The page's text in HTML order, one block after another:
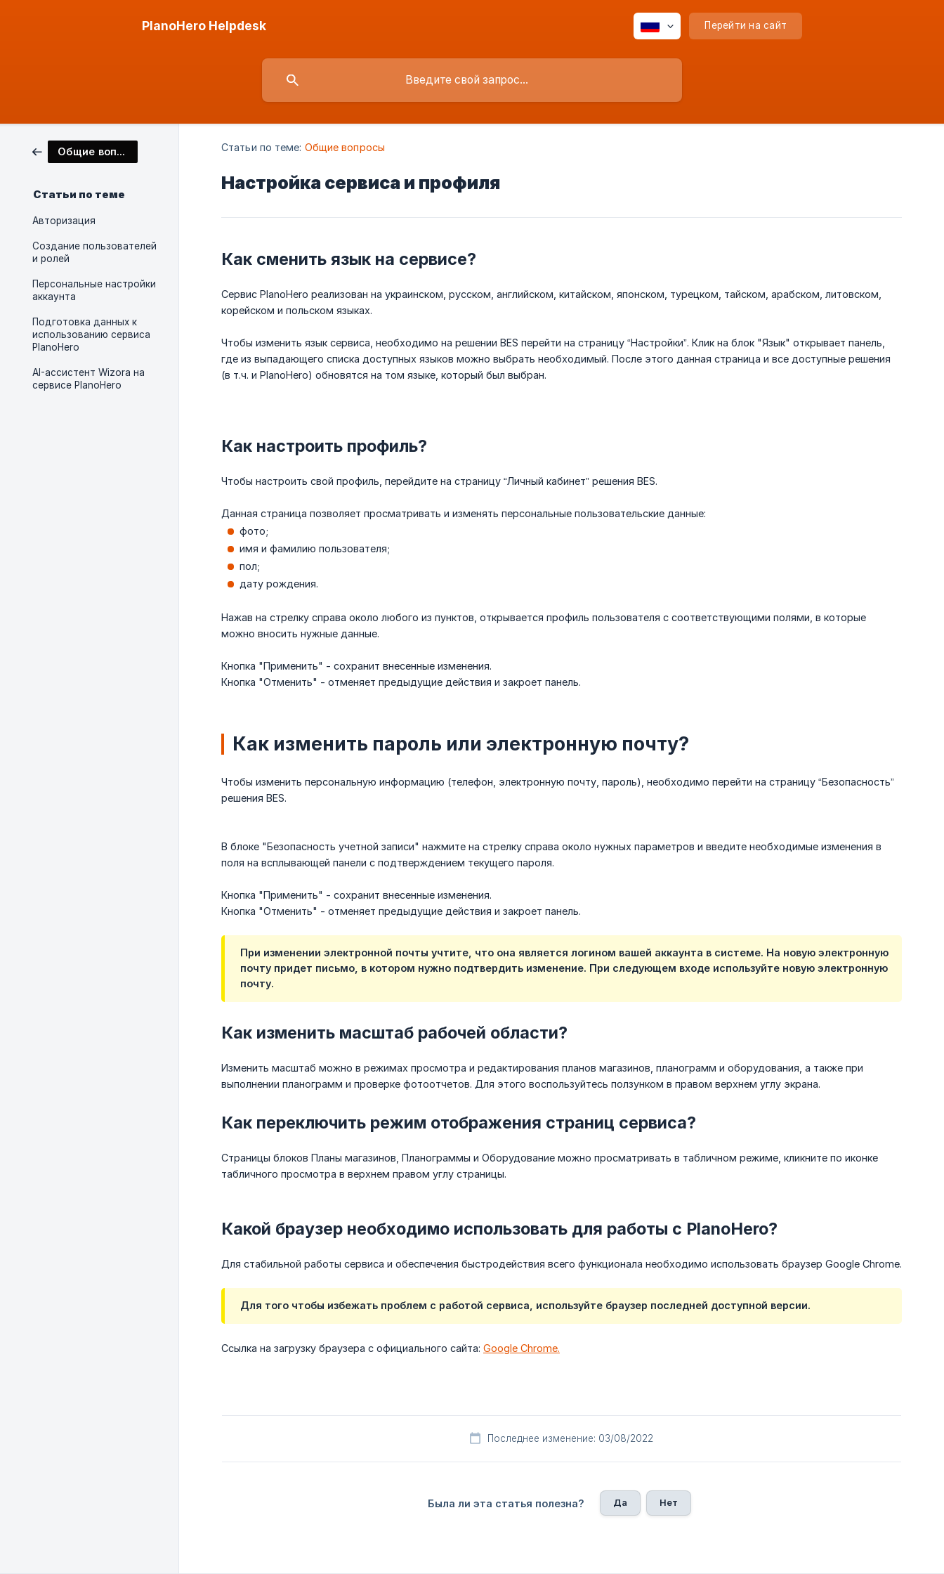
PlanoHero Helpdesk Перейти на сайт
Общие вопросы
Статьи по теме
Авторизация
Создание пользователей
и ролей
Персональные настройки
аккаунта
Подготовка данных к
использованию сервиса
PlanoHero
AI-ассистент Wizora на
сервисе PlanoHero
Статьи по теме: Общие вопросы
Настройка сервиса и профиля
Как сменить язык на сервисе?
Сервис PlanoHero реализован на украинском, русском, английском, китайском, японском, турецком, тайском, арабском, литовском,
корейском и польском языках.
Чтобы изменить язык сервиса, необходимо на решении BES перейти на страницу “Настройки”. Клик на блок "Язык" открывает панель,
где из выпадающего списка доступных языков можно выбрать необходимый. После этого данная страница и все доступные решения
(в т.ч. и PlanoHero) обновятся на том языке, который был выбран.
Как настроить профиль?
Чтобы настроить свой профиль, перейдите на страницу “Личный кабинет” решения BES.
Данная страница позволяет просматривать и изменять персональные пользовательские данные:
фото;
имя и фамилию пользователя;
пол;
дату рождения.
Нажав на стрелку справа около любого из пунктов, открывается профиль пользователя с соответствующими полями, в которые
можно вносить нужные данные.
Кнопка "Применить" - сохранит внесенные изменения.
Кнопка "Отменить" - отменяет предыдущие действия и закроет панель.
Как изменить пароль или электронную почту?
Чтобы изменить персональную информацию (телефон, электронную почту, пароль), необходимо перейти на страницу “Безопасность”
решения BES.
В блоке "Безопасность учетной записи" нажмите на стрелку справа около нужных параметров и введите необходимые изменения в
поля на всплывающей панели с подтверждением текущего пароля.
Кнопка "Применить" - сохранит внесенные изменения.
Кнопка "Отменить" - отменяет предыдущие действия и закроет панель.
При изменении электронной почты учтите, что она является логином вашей аккаунта в системе. На новую электронную
почту придет письмо, в котором нужно подтвердить изменение. При следующем входе используйте новую электронную
почту.
Как изменить масштаб рабочей области?
Изменить масштаб можно в режимах просмотра и редактирования планов магазинов, планограмм и оборудования, а также при
выполнении планограмм и проверке фотоотчетов. Для этого воспользуйтесь ползунком в правом верхнем углу экрана.
Как переключить режим отображения страниц сервиса?
Страницы блоков Планы магазинов, Планограммы и Оборудование можно просматривать в табличном режиме, кликните по иконке
табличного просмотра в верхнем правом углу страницы.
Какой браузер необходимо использовать для работы с PlanoHero?
Для стабильной работы сервиса и обеспечения быстродействия всего функционала необходимо использовать браузер Google Chrome.
Для того чтобы избежать проблем с работой сервиса, используйте браузер последней доступной версии.
Ссылка на загрузку браузера с официального сайта: Google Chrome.
Последнее изменение: 03/08/2022
Была ли эта статья полезна? Да Нет